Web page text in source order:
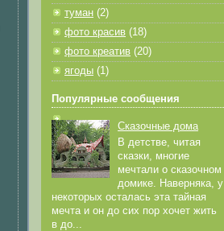
туман (2)
фото красив (18)
фото креатив (20)
ягоды (1)
Популярные сообщения
Сказочные дома
В детстве, читая
сказки, многие
мечтали о сказочном
домике. Наверняка, у
некоторых осталась эта тайная
мечта и он до сих пор хочет жить
в до...